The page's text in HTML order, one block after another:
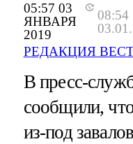
05:57 03
ЯНВАРЯ
2019
08:54
РЕДАКЦИЯ
В пресс-
сообщили,
из-под